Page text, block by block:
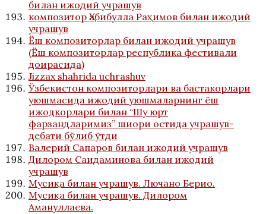
билан ижодий учрашув
композитор Ҳабибулла Раҳимов билан ижодий
учрашув
Ёш композиторлар билан ижодий учрашув
(Ёш композиторлар республика фестивали
доирасида)
Jizzax shahrida uchrashuv
Ўзбекистон композиторлари ва бастакорлари
уюшмасида ижодий уюшмаларнинг ёш
ижодкорлари билан “Шу юрт
фарзандларимиз” шиори остида учрашув-
дебати бўлиб ўтди
Валерий Сапаров билан ижодий учрашув
Дилором Саидаминова билан ижодий
учрашув
Мусиқа билан учрашув. Лючано Берио.
Мусиқа билан учрашув. Дилором
Амануллаева.